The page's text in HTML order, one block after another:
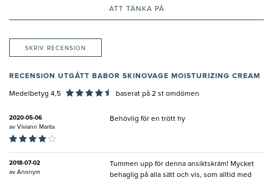
ATT TÄNKA PÅ
SKRIV RECENSION
RECENSION UTGÅTT BABOR SKINOVAGE MOISTURIZING CREAM
Medelbetyg 4,5 baserat på 2 st omdömen
2020-05-06
av Viviann Marita
Behövlig för en trött hy
2018-07-02
av Anonym
Tummen upp för denna ansiktskräm! Mycket
behaglig på alla sätt och vis, som alltid med